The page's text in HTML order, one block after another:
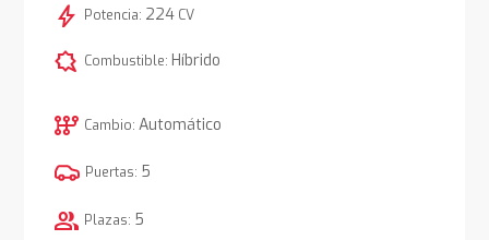
bolt Potencia: 224CV
comic_bubble Combustible: Híbrido
auto_transmission Cambio: Automático
Puertas: 5
group Plazas: 5